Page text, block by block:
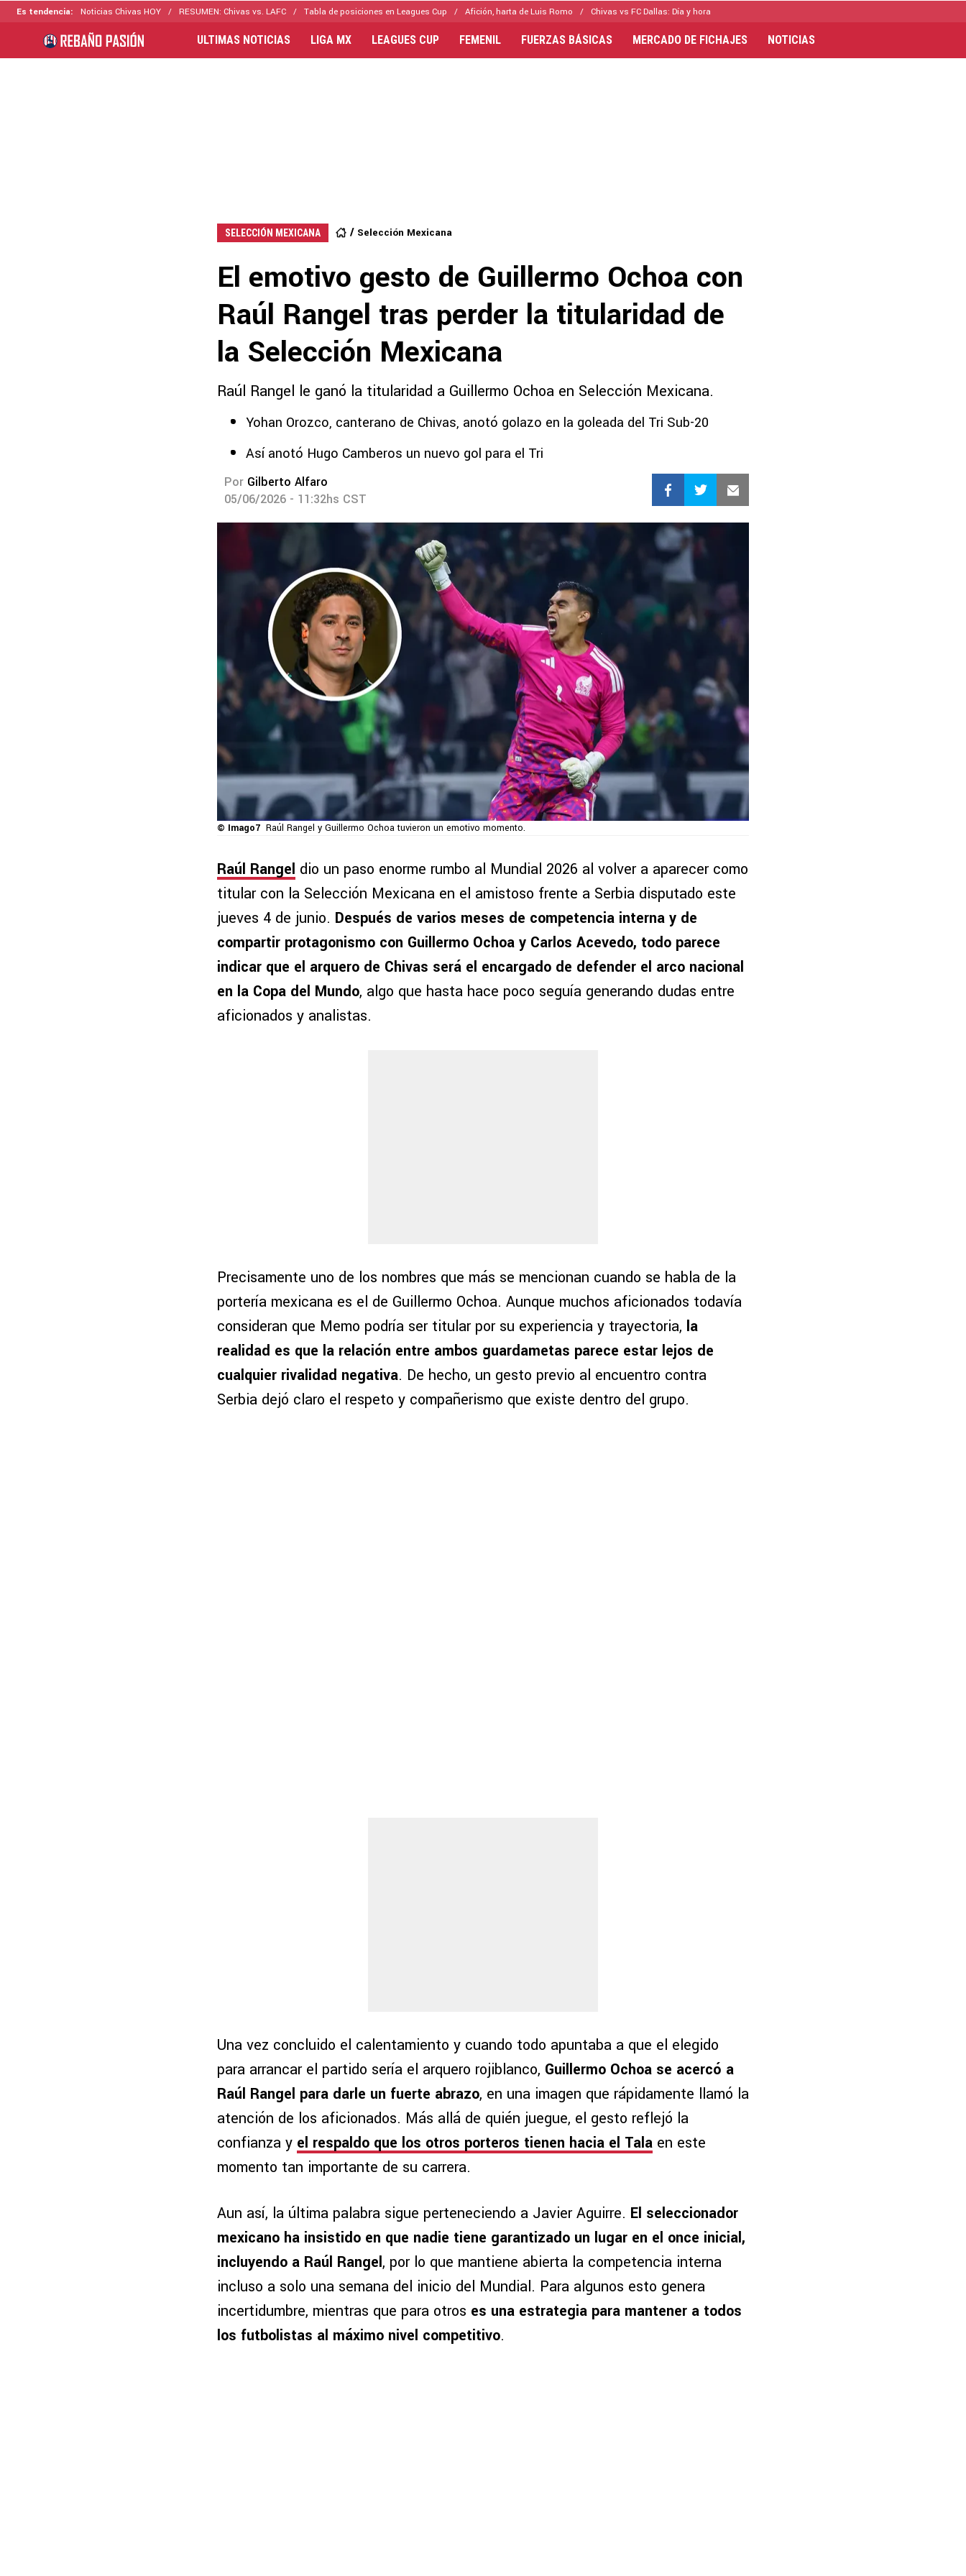
Es tendencia: Noticias Chivas HOY RESUMEN: Chivas vs. LAFC Tabla de posiciones en Leagues Cup Afición, harta de Luis Romo Chivas vs FC Dallas: Día y hora
ULTIMAS NOTICIAS LIGA MX LEAGUES CUP FEMENIL FUERZAS BÁSICAS MERCADO DE FICHAJES NOTICIAS
SELECCIÓN MEXICANA Selección Mexicana
El emotivo gesto de Guillermo Ochoa con
Raúl Rangel tras perder la titularidad de
la Selección Mexicana
Raúl Rangel le ganó la titularidad a Guillermo Ochoa en Selección Mexicana.
Yohan Orozco, canterano de Chivas, anotó golazo en la goleada del Tri Sub-20
Así anotó Hugo Camberos un nuevo gol para el Tri
Por Gilberto Alfaro
05/06/2026 - 11:32hs CST
© Imago7 Raúl Rangel y Guillermo Ochoa tuvieron un emotivo momento.
Raúl Rangel dio un paso enorme rumbo al Mundial 2026 al volver a aparecer como
titular con la Selección Mexicana en el amistoso frente a Serbia disputado este
jueves 4 de junio. Después de varios meses de competencia interna y de
compartir protagonismo con Guillermo Ochoa y Carlos Acevedo, todo parece
indicar que el arquero de Chivas será el encargado de defender el arco nacional
en la Copa del Mundo, algo que hasta hace poco seguía generando dudas entre
aficionados y analistas.
Precisamente uno de los nombres que más se mencionan cuando se habla de la
portería mexicana es el de Guillermo Ochoa. Aunque muchos aficionados todavía
consideran que Memo podría ser titular por su experiencia y trayectoria, la
realidad es que la relación entre ambos guardametas parece estar lejos de
cualquier rivalidad negativa. De hecho, un gesto previo al encuentro contra
Serbia dejó claro el respeto y compañerismo que existe dentro del grupo.
Una vez concluido el calentamiento y cuando todo apuntaba a que el elegido
para arrancar el partido sería el arquero rojiblanco, Guillermo Ochoa se acercó a
Raúl Rangel para darle un fuerte abrazo, en una imagen que rápidamente llamó la
atención de los aficionados. Más allá de quién juegue, el gesto reflejó la
confianza y el respaldo que los otros porteros tienen hacia el Tala en este
momento tan importante de su carrera.
Aun así, la última palabra sigue perteneciendo a Javier Aguirre. El seleccionador
mexicano ha insistido en que nadie tiene garantizado un lugar en el once inicial,
incluyendo a Raúl Rangel, por lo que mantiene abierta la competencia interna
incluso a solo una semana del inicio del Mundial. Para algunos esto genera
incertidumbre, mientras que para otros es una estrategia para mantener a todos
los futbolistas al máximo nivel competitivo.